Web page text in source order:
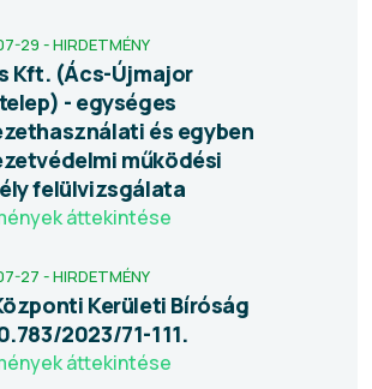
29 - HIRDETMÉNY
Kft. (Ács-Újmajor
- egységes
és egyben
működési
felülvizsgálata
áttekintése
27 - HIRDETMÉNY
Kerületi Bíróság
2023/71-111.
áttekintése